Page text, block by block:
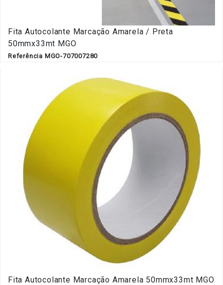
Fita Autocolante Marcação Amarela / Preta
50mmx33mt MGO
Referência MGO-707007280
Fita Autocolante Marcação Amarela 50mmx33mt MGO